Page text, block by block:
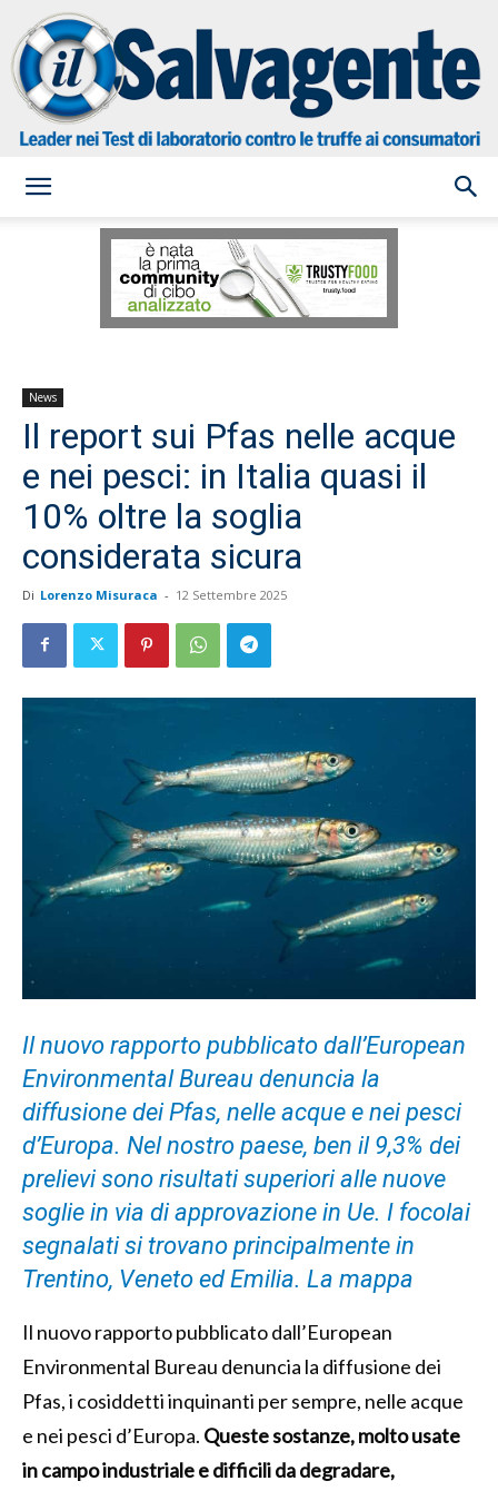
Salvagente
News
Il report sui Pfas nelle acque
e nei pesci: in Italia quasi il
10% oltre la soglia
considerata sicura
Di Lorenzo Misuraca - 12 Settembre 2025
Il nuovo rapporto pubblicato dall’European
Environmental Bureau denuncia la
diffusione dei Pfas, nelle acque e nei pesci
d’Europa. Nel nostro paese, ben il 9,3% dei
prelievi sono risultati superiori alle nuove
soglie in via di approvazione in Ue. I focolai
segnalati si trovano principalmente in
Trentino, Veneto ed Emilia. La mappa
Il nuovo rapporto pubblicato dall’European
Environmental Bureau denuncia la diffusione dei
Pfas, i cosiddetti inquinanti per sempre, nelle acque
e nei pesci d’Europa. Queste sostanze, molto usate
in campo industriale e difficili da degradare,